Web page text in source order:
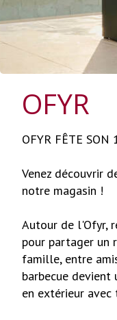
OFYR
OFYR FÊTE SON
Venez découvrir
notre magasin !
Autour de l'Ofyr,
pour partager un
famille, entre
barbecue
en extérieur avec